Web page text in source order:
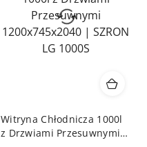
Witryna Chłodnicza 1000l
z Drzwiami Przesuwnymi